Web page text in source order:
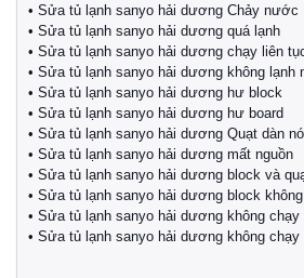
• Sửa tủ lạnh sanyo hải dương Chảy nước
• Sửa tủ lạnh sanyo hải dương quá lạnh
• Sửa tủ lạnh sanyo hải dương chạy liên
• Sửa tủ lạnh sanyo hải dương không lạnh
• Sửa tủ lạnh sanyo hải dương hư block
• Sửa tủ lạnh sanyo hải dương hư board
• Sửa tủ lạnh sanyo hải dương Quạt dàn
• Sửa tủ lạnh sanyo hải dương mất nguồn
• Sửa tủ lạnh sanyo hải dương block và
• Sửa tủ lạnh sanyo hải dương block
• Sửa tủ lạnh sanyo hải dương không chạy
• Sửa tủ lạnh sanyo hải dương không chạy